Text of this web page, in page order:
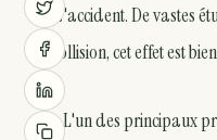
d'accident. De vastes
collision, cet effet est
« L'un des principaux